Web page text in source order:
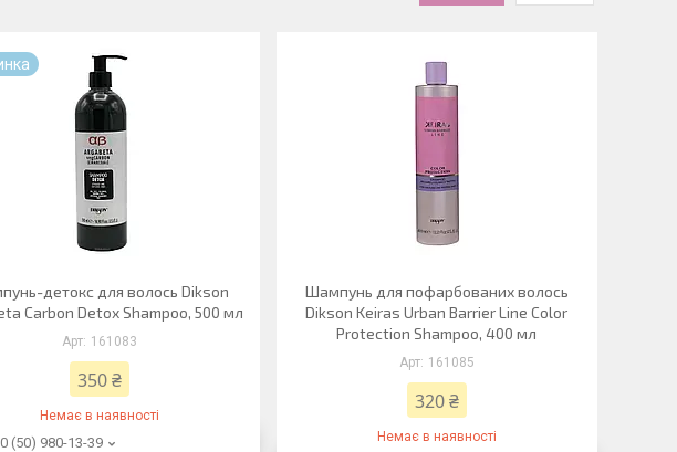
детокс для волось Dikson
Carbon Detox Shampoo, 500 мл
161083
350 ₴
Немає в наявності
(50) 980-13-39
Шампунь для пофарбованих волось
Dikson Keiras Urban Barrier Line Color
Protection Shampoo, 400 мл
161085
320 ₴
Немає в наявності